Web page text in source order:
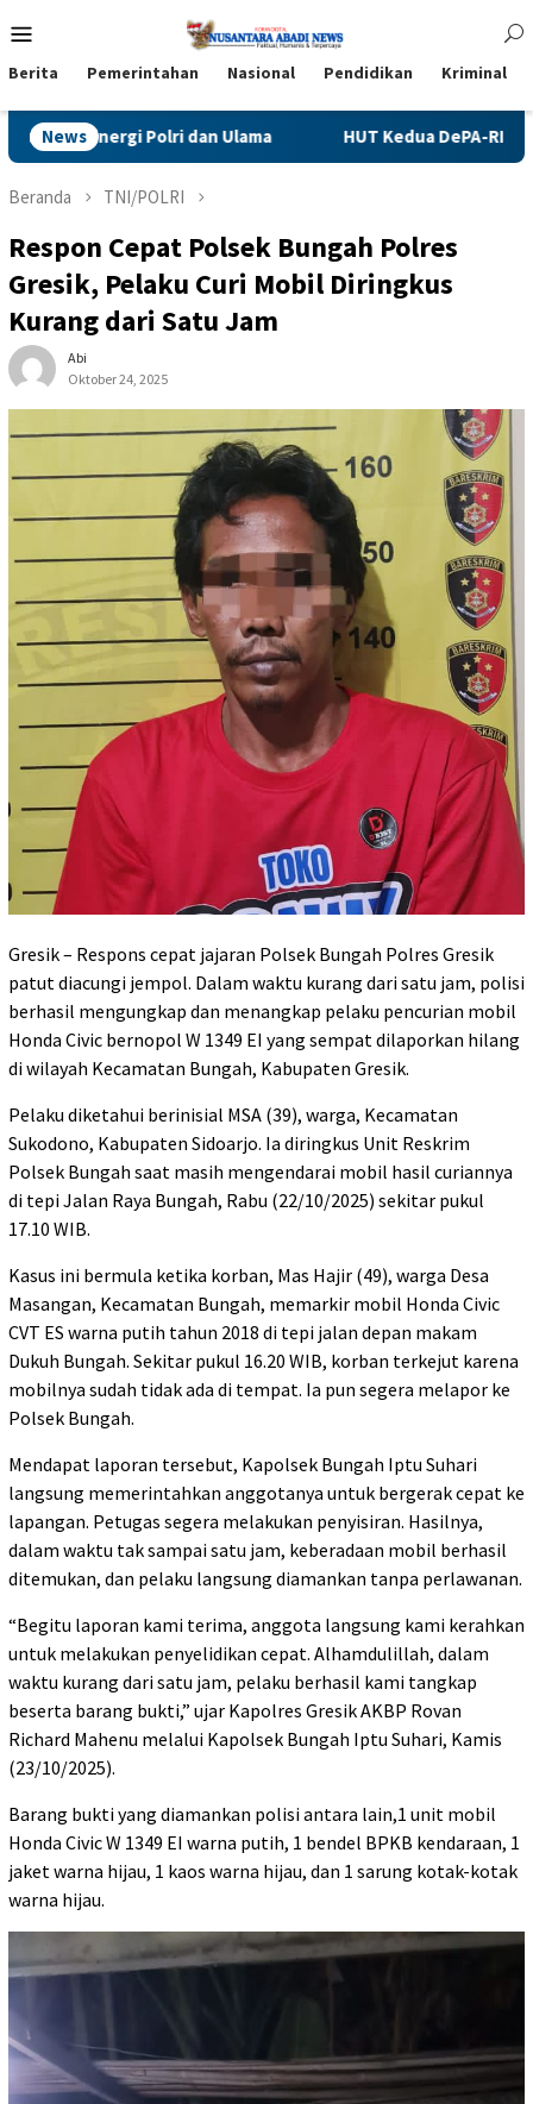
ke
Mobile
Berita Pemerintahan Nasional Pendidikan Kriminal
NewsHUT Kedua DePA-RI, Momentum Konsolidasi
Beranda TNI/POLRI
Respon Cepat Polsek Bungah Polres
Gresik, Pelaku Curi Mobil Diringkus
Kurang dari Satu Jam
Abi
Oktober 24, 2025
Gresik – Respons cepat jajaran Polsek Bungah Polres Gresik
patut diacungi jempol. Dalam waktu kurang dari satu jam, polisi
berhasil mengungkap dan menangkap pelaku pencurian mobil
Honda Civic bernopol W 1349 EI yang sempat dilaporkan hilang
di wilayah Kecamatan Bungah, Kabupaten Gresik.
Pelaku diketahui berinisial MSA (39), warga, Kecamatan
Sukodono, Kabupaten Sidoarjo. Ia diringkus Unit Reskrim
Polsek Bungah saat masih mengendarai mobil hasil curiannya
di tepi Jalan Raya Bungah, Rabu (22/10/2025) sekitar pukul
17.10 WIB.
Kasus ini bermula ketika korban, Mas Hajir (49), warga Desa
Masangan, Kecamatan Bungah, memarkir mobil Honda Civic
CVT ES warna putih tahun 2018 di tepi jalan depan makam
Dukuh Bungah. Sekitar pukul 16.20 WIB, korban terkejut karena
mobilnya sudah tidak ada di tempat. Ia pun segera melapor ke
Polsek Bungah.
Mendapat laporan tersebut, Kapolsek Bungah Iptu Suhari
langsung memerintahkan anggotanya untuk bergerak cepat ke
lapangan. Petugas segera melakukan penyisiran. Hasilnya,
dalam waktu tak sampai satu jam, keberadaan mobil berhasil
ditemukan, dan pelaku langsung diamankan tanpa perlawanan.
“Begitu laporan kami terima, anggota langsung kami kerahkan
untuk melakukan penyelidikan cepat. Alhamdulillah, dalam
waktu kurang dari satu jam, pelaku berhasil kami tangkap
beserta barang bukti,” ujar Kapolres Gresik AKBP Rovan
Richard Mahenu melalui Kapolsek Bungah Iptu Suhari, Kamis
(23/10/2025).
Barang bukti yang diamankan polisi antara lain,1 unit mobil
Honda Civic W 1349 EI warna putih, 1 bendel BPKB kendaraan, 1
jaket warna hijau, 1 kaos warna hijau, dan 1 sarung kotak-kotak
warna hijau.